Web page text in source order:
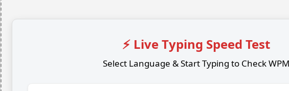
⚡ Live Typing Speed Test
Select Language & Start Typing to Check WPM